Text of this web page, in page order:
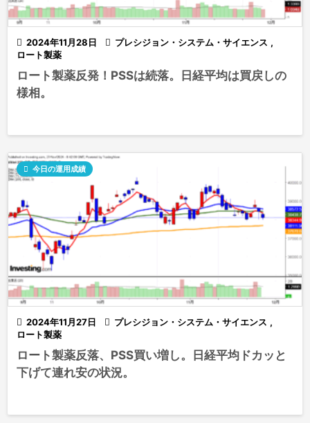
 2024年11月28日  プレシジョン・システム・サイエンス ,
ロート製薬
ロート製薬反発！PSSは続落。日経平均は買戻しの
様相。
 2024年11月27日
 今日の運用成績
 プレシジョン・システム・サイエンス ,
ロート製薬
ロート製薬反落、PSS買い増し。日経平均ドカッと
下げて連れ安の状況。